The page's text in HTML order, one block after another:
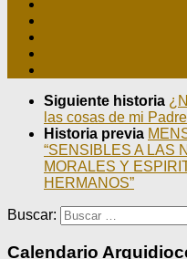
Siguiente historia
las cosas de mi
Historia previa
“SENSIBLES A LAS
MORALES Y
HERMANOS”
Buscar:
Calendario